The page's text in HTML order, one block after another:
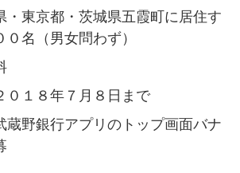
・東京都・茨城県五霞町に居住す
０名（男女問わず）
０１８年７月８日まで
蔵野銀行アプリのトップ画面バナ